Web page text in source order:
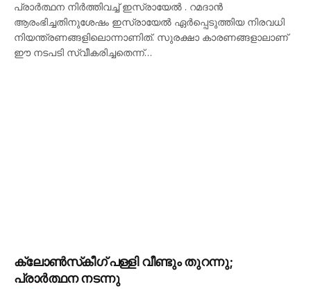
പ്രാർത്ഥന നിർത്തിവച്ച് ഇസ്രായേൽ . റമദാൻ
ആരംഭിച്ചതിനുശേഷം ഇസ്രായേൽ ഏർപ്പെടുത്തിയ നിരവധി
നിയന്ത്രണങ്ങളിലൊന്നാണിത്. സുരക്ഷാ കാരണങ്ങളാലാണ്
ഈ നടപടി സ്വീകരിച്ചതെന്ന്…
ക്ലോൺസ്‌കീഗ് പള്ളി വീണ്ടും തുറന്നു;
പ്രാർത്ഥന നടന്നു